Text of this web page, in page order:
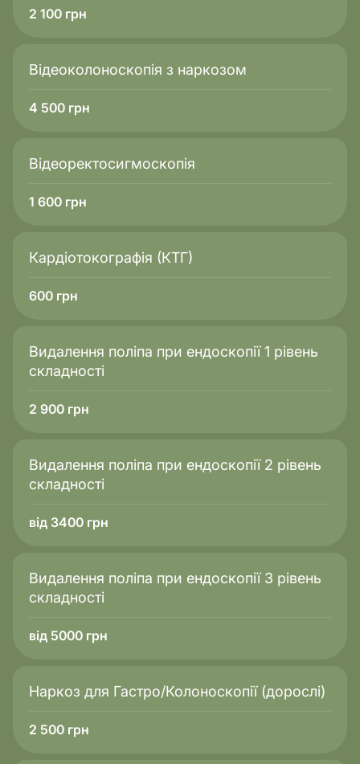
2 100 грн
Відеоколоноскопія з наркозом
4 500 грн
Відеоректосигмоскопія
1 600 грн
Кардіотокографія (КТГ)
600 грн
Видалення поліпа при ендоскопії 1 рівень
складності
2 900 грн
Видалення поліпа при ендоскопії 2 рівень
складності
від 3400 грн
Видалення поліпа при ендоскопії 3 рівень
складності
від 5000 грн
Наркоз для Гастро/Колоноскопії (дорослі)
2 500 грн